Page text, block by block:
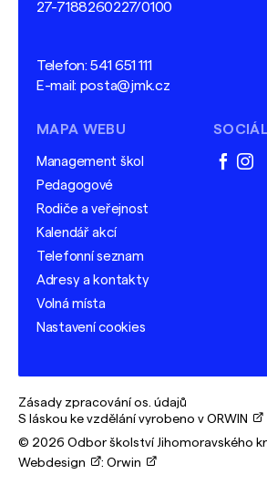
27-7188260227/0100
Telefon:541 651 111
E-mail: posta@jmk.cz
MAPA WEBU
Management škol
Pedagogové
Rodiče a veřejnost
Kalendář akcí
Telefonní seznam
Adresy a kontakty
Volná místa
Nastavení cookies
Zásady zpracování os. údajů
S láskou ke vzdělání vyrobeno v ORWIN
© 2026 Odbor školství Jihomoravského
Webdesign
: Orwin